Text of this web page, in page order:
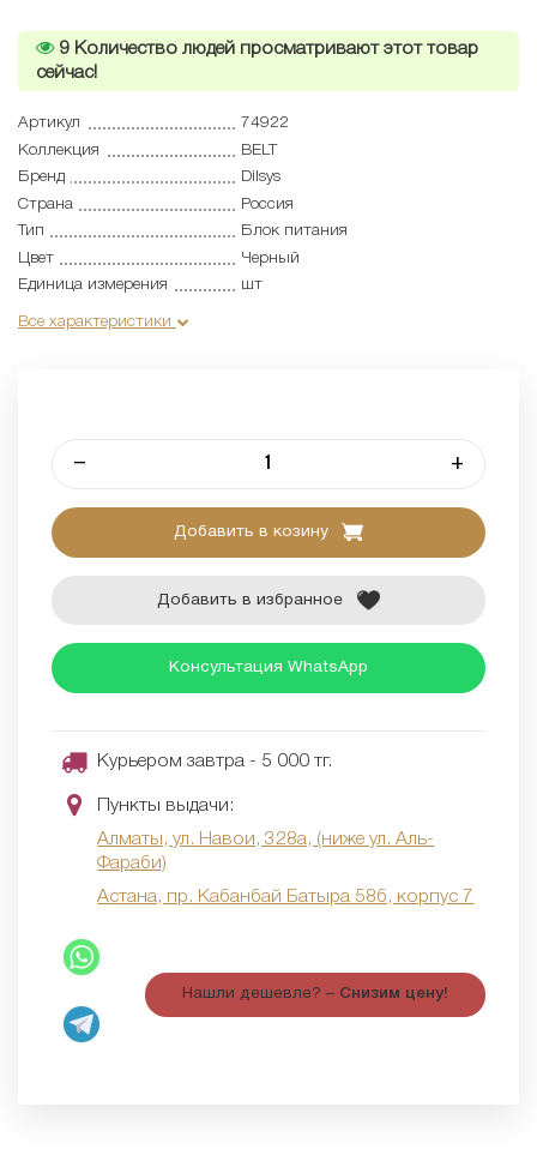
9 Количество людей просматривают этот товар
сейчас!
Артикул
74922
Коллекция
BELT
Бренд
Dilsys
Страна
Россия
Тип
Блок питания
Цвет
Черный
Единица измерения
шт
Все характеристики
– +
Добавить в козину
Добавить в избранное
Консультация WhatsApp
Курьером завтра - 5 000 тг.
Пункты выдачи:
Алматы, ул. Навои, 328а, (ниже ул. Аль-
Фараби)
Астана, пр. Кабанбай Батыра 58б, корпус 7
Нашли дешевле? – Снизим цену!